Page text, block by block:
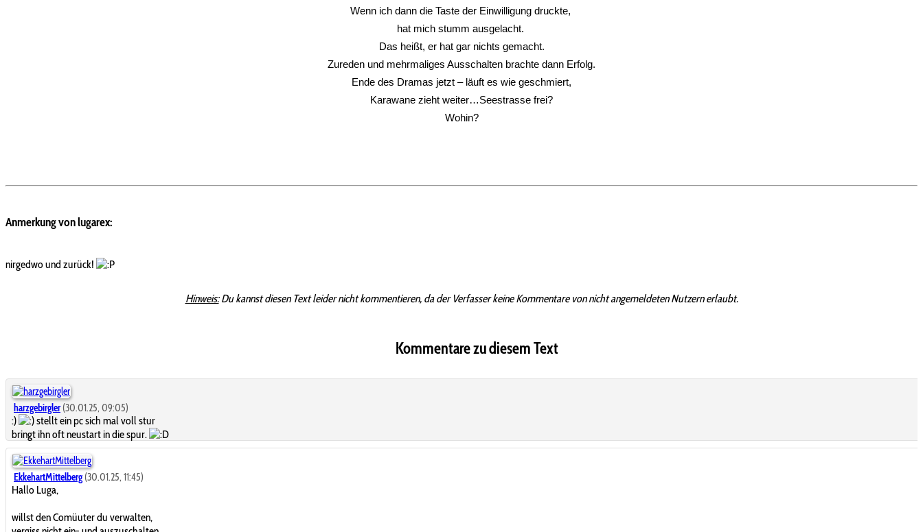
Wenn ich dann die Taste der Einwilligung druckte,
hat mich stumm ausgelacht.
Das heißt, er hat gar nichts gemacht.
Zureden und mehrmaliges Ausschalten brachte dann Erfolg.
Ende des Dramas jetzt – läuft es wie geschmiert,
Karawane zieht weiter…Seestrasse frei?
Wohin?
Anmerkung von lugarex:
nirgedwo und zurück!
Hinweis:Du kannst diesen Text leider nicht kommentieren, da der Verfasser keine Kommentare von nicht angemeldeten Nutzern erlaubt.
Kommentare zu diesem Text
harzgebirgler(30.01.25, 09:05)
:)
stellt ein pc sich mal voll stur
bringt ihn oft neustart in die spur.
EkkehartMittelberg (30.01.25, 11:45)
Hallo Luga,
willst den Comüuter du verwalten,